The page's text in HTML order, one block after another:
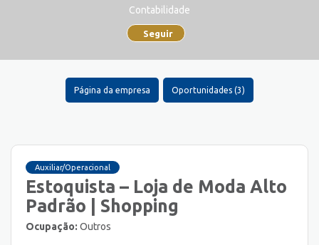
Contabilidade
Seguir
Página da empresa Oportunidades (3)
Auxiliar/Operacional
Estoquista – Loja de Moda Alto
Padrão | Shopping
Ocupação: Outros